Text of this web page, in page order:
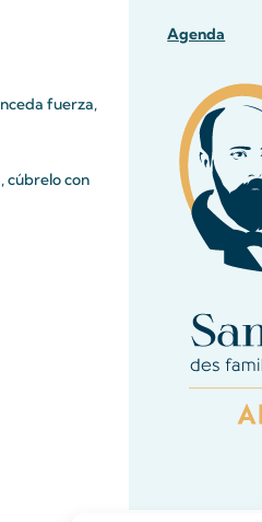
fuerza,
cúbrelo con
Agenda